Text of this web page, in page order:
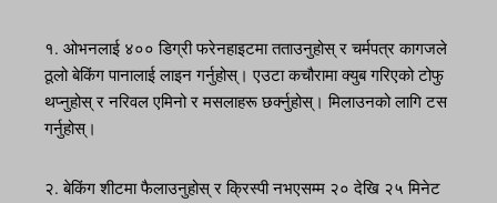
१. ओभनलाई ४०० डिग्री फरेनहाइटमा तताउनुहोस् र चर्मपत्र कागजले
ठूलो बेकिंग पानालाई लाइन गर्नुहोस्। एउटा कचौरामा क्युब गरिएको टोफु
थप्नुहोस् र नरिवल एमिनो र मसलाहरू छर्क्नुहोस्। मिलाउनको लागि टस
गर्नुहोस्।
२. बेकिंग शीटमा फैलाउनुहोस् र क्रिस्पी नभएसम्म २० देखि २५ मिनेट